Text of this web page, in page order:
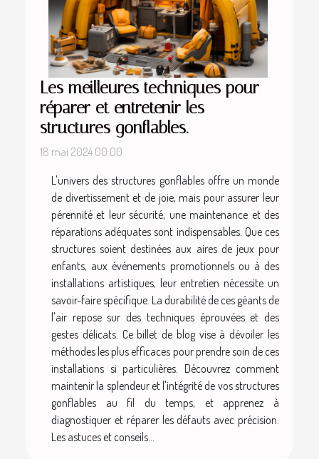
Les meilleures techniques pour
réparer et entretenir les
structures gonflables.
18 mai 2024 00:00
L'univers des structures gonflables offre un monde
de divertissement et de joie, mais pour assurer leur
pérennité et leur sécurité, une maintenance et des
réparations adéquates sont indispensables. Que ces
structures soient destinées aux aires de jeux pour
enfants, aux événements promotionnels ou à des
installations artistiques, leur entretien nécessite un
savoir-faire spécifique. La durabilité de ces géants de
l'air repose sur des techniques éprouvées et des
gestes délicats. Ce billet de blog vise à dévoiler les
méthodes les plus efficaces pour prendre soin de ces
installations si particulières. Découvrez comment
maintenir la splendeur et l'intégrité de vos structures
gonflables au fil du temps, et apprenez à
diagnostiquer et réparer les défauts avec précision.
Les astuces et conseils...